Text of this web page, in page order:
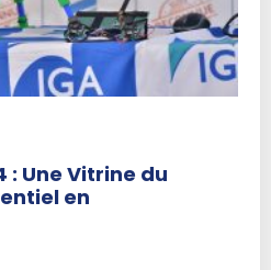
: Une Vitrine du
en